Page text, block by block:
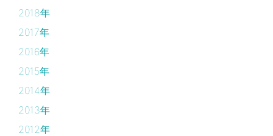
2018年
2017年
2016年
2015年
2014年
2013年
2012年